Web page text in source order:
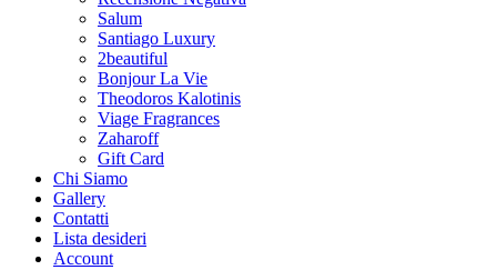
Salum
Santiago Luxury
2beautiful
Bonjour La Vie
Theodoros Kalotinis
Viage Fragrances
Zaharoff
Gift Card
Chi Siamo
Gallery
Contatti
Lista desideri
Account